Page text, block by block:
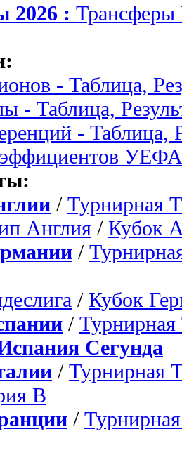
2026 :
- Таблица,
- Таблица,
- Таблица,
УЕФА
/ Турнирная
Англия / Кубок
/
/ Кубок
/ Турнирная
Сегунда
/ Турнирная
B
/